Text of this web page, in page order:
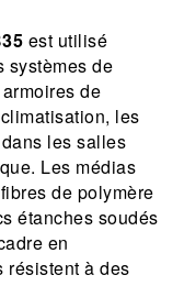
est utilisé
systèmes de
de
les
les salles
Les médias
de polymère
étanches soudés
en
résistent à des